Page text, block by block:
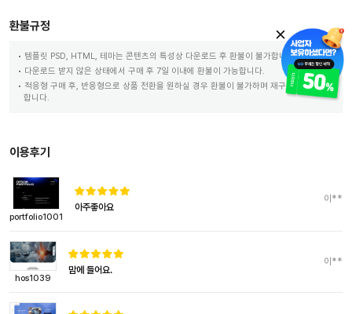
환불규정
템플릿 PSD, HTML, 테마는 콘텐츠의 특성상 다운로드 후 환불이 불가합니다.
다운로드 받지 않은 상태에서 구매 후 7일 이내에 환불이 가능합니다.
적응형 구매 후, 반응형으로 상품 전환을 원하실 경우 환불이 불가하며 재구매 하셔야
합니다.
이용후기
portfolio1001
아주좋아요
이**
hos1039
맘에 들어요.
이**